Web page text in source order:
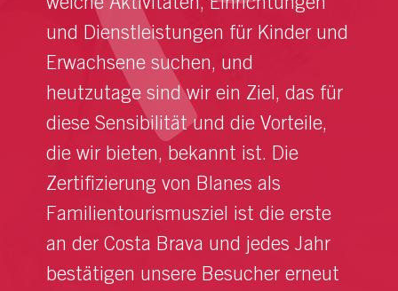
welche Aktivitäten, Einrichtungen
und Dienstleistungen für Kinder und
Erwachsene suchen, und
heutzutage sind wir ein Ziel, das für
diese Sensibilität und die Vorteile,
die wir bieten, bekannt ist. Die
Zertifizierung von Blanes als
Familientourismusziel ist die erste
an der Costa Brava und jedes Jahr
bestätigen unsere Besucher erneut